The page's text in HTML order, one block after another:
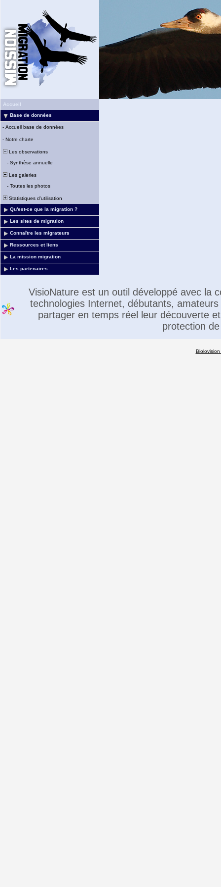
Accueil
Base de données
- Accueil base de données
- Notre charte
Les observations
- Synthèse annuelle
Les galeries
- Toutes les photos
Statistiques d'utilisation
Qu'est-ce que la migration ?
Les sites de migration
Connaître les migrateurs
Ressources et liens
La mission migration
Les partenaires
VisioNature est un outil développé avec la
technologies Internet, débutants,
partager en temps réel leur découverte
protection
Biolovision